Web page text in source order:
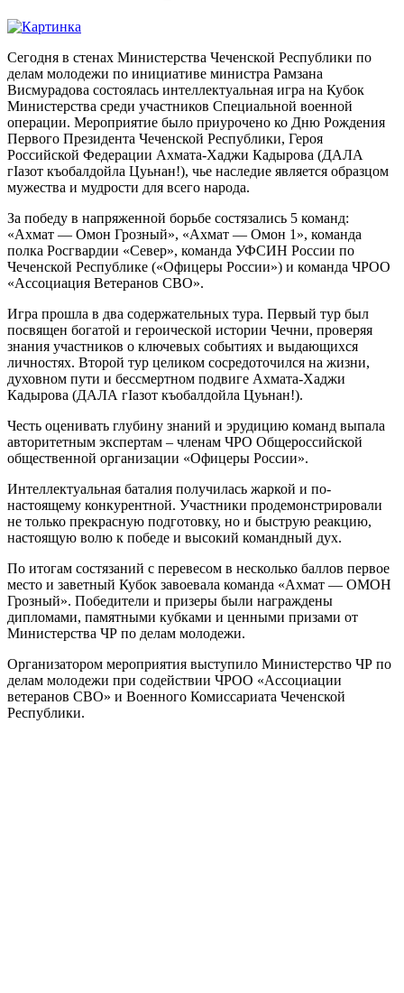
Сегодня в стенах Министерства Чеченской Республики по
делам молодежи по инициативе министра Рамзана
Висмурадова состоялась интеллектуальная игра на Кубок
Министерства среди участников Специальной военной
операции. Мероприятие было приурочено ко Дню Рождения
Первого Президента Чеченской Республики, Героя
Российской Федерации Ахмата-Хаджи Кадырова (ДАЛА
гIазот къобалдойла Цуьнан!), чье наследие является образцом
мужества и мудрости для всего народа.
За победу в напряженной борьбе состязались 5 команд:
«Ахмат — Омон Грозный», «Ахмат — Омон 1», команда
полка Росгвардии «Север», команда УФСИН России по
Чеченской Республике («Офицеры России») и команда ЧРОО
«Ассоциация Ветеранов СВО».
Игра прошла в два содержательных тура. Первый тур был
посвящен богатой и героической истории Чечни, проверяя
знания участников о ключевых событиях и выдающихся
личностях. Второй тур целиком сосредоточился на жизни,
духовном пути и бессмертном подвиге Ахмата-Хаджи
Кадырова (ДАЛА гIазот къобалдойла Цуьнан!).
Честь оценивать глубину знаний и эрудицию команд выпала
авторитетным экспертам – членам ЧРО Общероссийской
общественной организации «Офицеры России».
Интеллектуальная баталия получилась жаркой и по-
настоящему конкурентной. Участники продемонстрировали
не только прекрасную подготовку, но и быструю реакцию,
настоящую волю к победе и высокий командный дух.
По итогам состязаний с перевесом в несколько баллов первое
место и заветный Кубок завоевала команда «Ахмат — ОМОН
Грозный». Победители и призеры были награждены
дипломами, памятными кубками и ценными призами от
Министерства ЧР по делам молодежи.
Организатором мероприятия выступило Министерство ЧР по
делам молодежи при содействии ЧРОО «Ассоциации
ветеранов СВО» и Военного Комиссариата Чеченской
Республики.